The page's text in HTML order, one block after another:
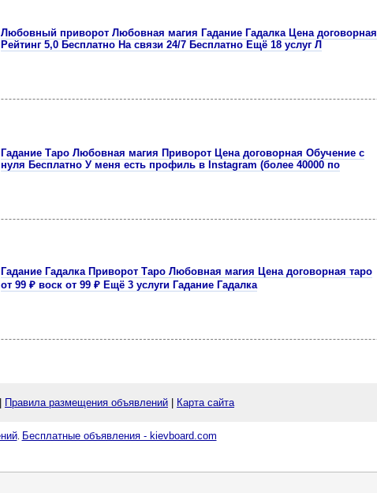
Любовный приворот Любовная магия Гадание Гадалка Цена договорная
Рейтинг 5,0 Бесплатно На связи 24/7 Бесплатно Ещё 18 услуг Л
Гадание Таро Любовная магия Приворот Цена договорная Обучение с
нуля Бесплатно У меня есть профиль в Instagram (более 40000 по
Гадание Гадалка Приворот Таро Любовная магия Цена договорная таро
от 99 ₽ воск от 99 ₽ Ещё 3 услуги Гадание Гадалка
Правила размещения объявлений Карта сайта
. Бесплатные объявления - kievboard.com